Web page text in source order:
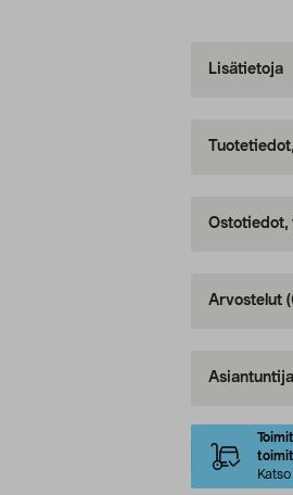
Lisätietoja
Ostotiedot,
Arvostelut